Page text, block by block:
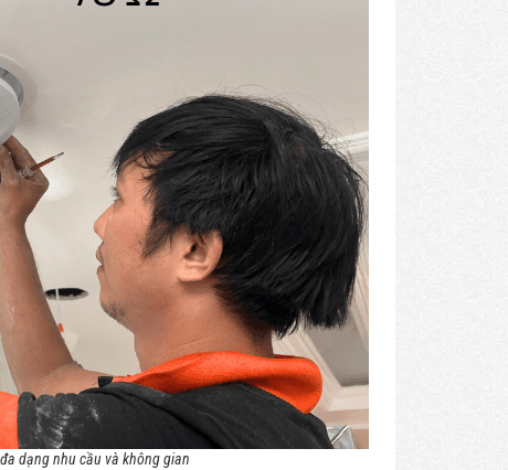
dạng nhu cầu và không gian